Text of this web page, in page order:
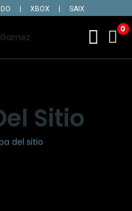
XBOX SAIX
0
Sitio
del sitio